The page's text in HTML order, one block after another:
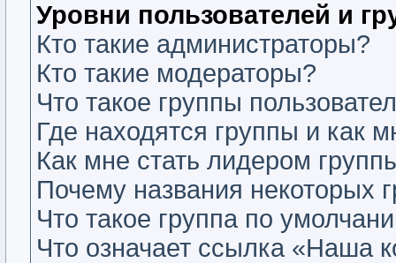
Уровни пользователей и
Кто такие администраторы?
Кто такие модераторы?
Что такое группы
Где находятся группы и как
Как мне стать лидером
Почему названия некоторых
Что такое группа по
Что означает ссылка «Наша